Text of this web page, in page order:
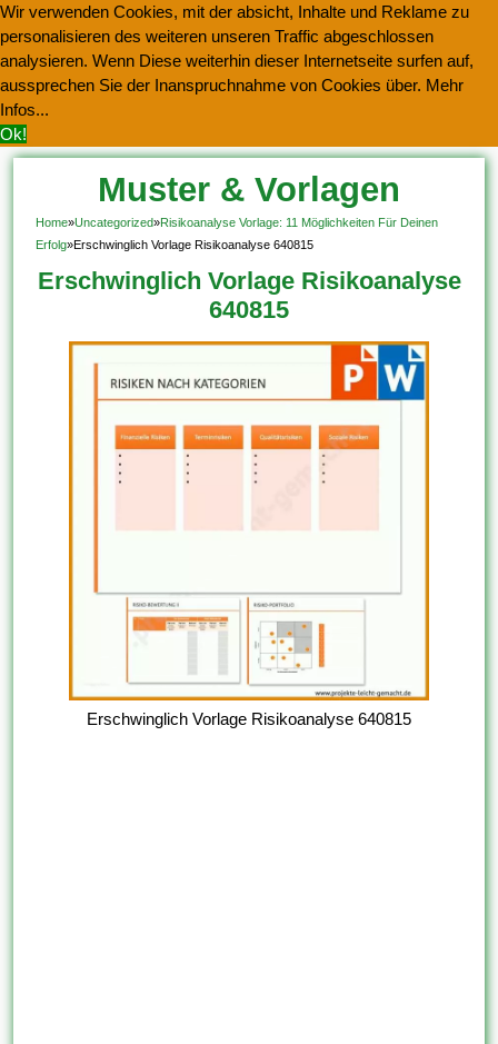
Wir verwenden Cookies, mit der absicht, Inhalte und Reklame zu
personalisieren des weiteren unseren Traffic abgeschlossen
analysieren. Wenn Diese weiterhin dieser Internetseite surfen auf,
aussprechen Sie der Inanspruchnahme von Cookies über. Mehr
Infos...
Ok!
Muster & Vorlagen
Kostenlos Herunterladen
Home»Uncategorized»Risikoanalyse Vorlage: 11 Möglichkeiten Für Deinen
Erfolg»Erschwinglich Vorlage Risikoanalyse 640815
Erschwinglich Vorlage Risikoanalyse
640815
Erschwinglich Vorlage Risikoanalyse 640815